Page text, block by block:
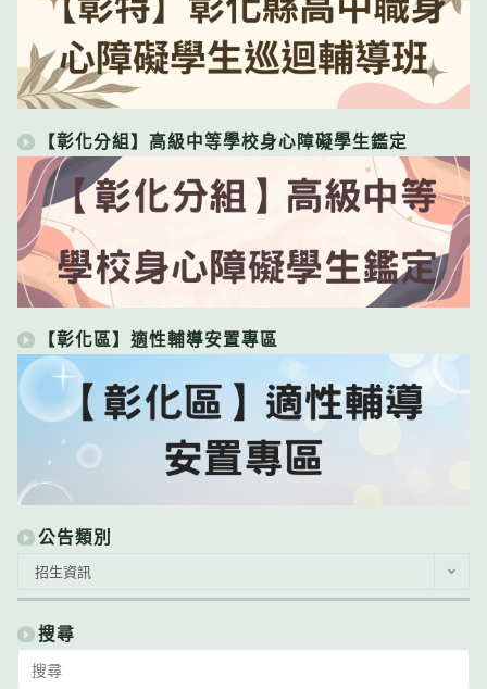
【彰化分組】高級中等學校身心障礙學生鑑定
【彰化區】適性輔導安置專區
公告類別
類
別
招生資訊
搜尋
for: